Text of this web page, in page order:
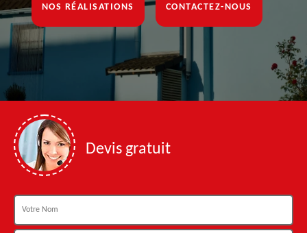
NOS RÉALISATIONS CONTACTEZ-NOUS
Devis gratuit